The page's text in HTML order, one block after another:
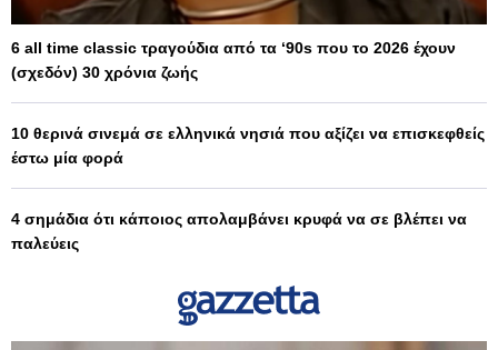
6 all time classic τραγούδια από τα ‘90s που το 2026 έχουν
(σχεδόν) 30 χρόνια ζωής
10 θερινά σινεμά σε ελληνικά νησιά που αξίζει να επισκεφθείς
έστω μία φορά
4 σημάδια ότι κάποιος απολαμβάνει κρυφά να σε βλέπει να
παλεύεις